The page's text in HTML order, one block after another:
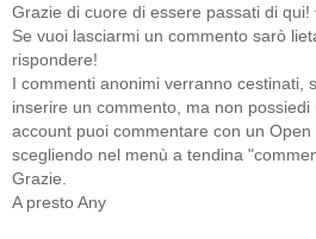
Grazie di cuore di essere passati di qui!
Se vuoi lasciarmi un commento sarò
rispondere!
I commenti anonimi verranno cestinati,
inserire un commento, ma non possiedi
account puoi commentare con un Open
scegliendo nel menù a tendina
Grazie.
A presto Any